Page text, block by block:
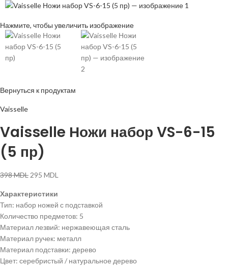
Нажмите, чтобы увеличить изображение
Вернуться к продуктам
Vaisselle
Vaisselle Ножи набор VS-6-15
(5 пр)
398MDL 295 MDL
Характеристики
Тип: набор ножей с подставкой
Количество предметов: 5
Материал лезвий: нержавеющая сталь
Материал ручек: металл
Материал подставки: дерево
Цвет: серебристый / натуральное дерево